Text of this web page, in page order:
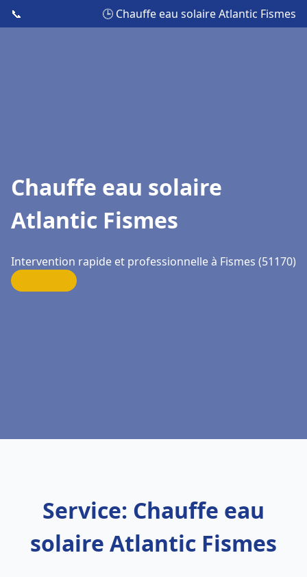
📞 🕒 Chauffe eau solaire Atlantic Fismes
Chauffe eau solaire
Atlantic Fismes
Intervention rapide et professionnelle à Fismes (51170)
Service: Chauffe eau
solaire Atlantic Fismes